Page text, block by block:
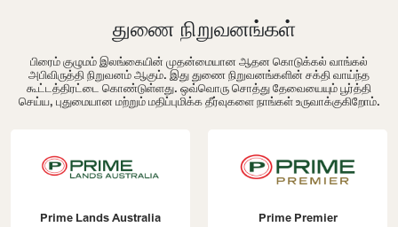
துணை நிறுவனங்கள்
பிரைம் குழுமம் இலங்கையின் முதன்மையான ஆதன கொடுக்கல் வாங்கல்
அபிவிருத்தி நிறுவனம் ஆகும். இது துணை நிறுவனங்களின் சக்தி வாய்ந்த
கூட்டத்திரட்டை கொண்டுள்ளது. ஒவ்வொரு சொத்து தேவையையும் பூர்த்தி
செய்ய, புதுமையான மற்றும் மதிப்புமிக்க தீர்வுகளை நாங்கள் உருவாக்குகிறோம்.
Prime Lands Australia Prime Premier